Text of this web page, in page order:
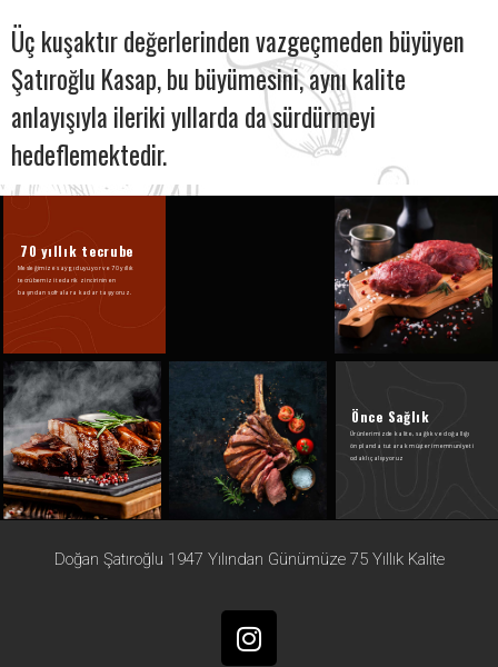
Üç kuşaktır değerlerinden vazgeçmeden büyüyen
Şatıroğlu Kasap, bu büyümesini, aynı kalite
anlayışıyla ileriki yıllarda da sürdürmeyi
hedeflemektedir.
70 yıllık tecrube
Mesleğimize saygı duyuyor ve 70 yıllık
tecrübemizi tedarik zincirinin en
başından sofralara kadar taşıyoruz.
Ürünlerimizde kalite, sağlık ve doğallığı
ön planda tutarak müşteri memnuniyeti
odaklı çalışıyoruz
Önce Sağlık
Doğan Şatıroğlu 1947 Yılından Günümüze 75 Yıllık Kalite